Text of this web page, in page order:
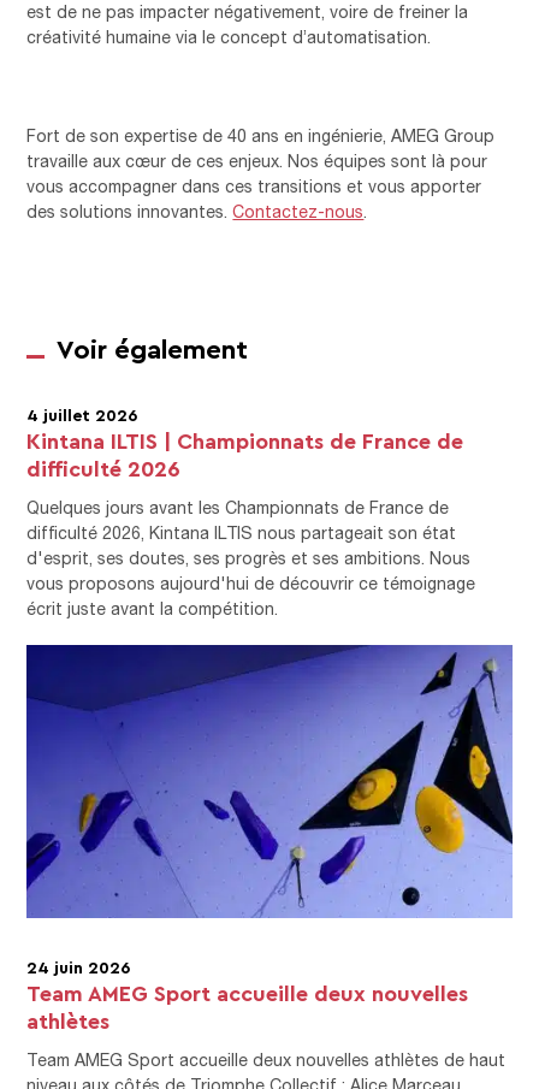
est de ne pas impacter négativement, voire de freiner la
créativité humaine via le concept d’automatisation.
Fort de son expertise de 40 ans en ingénierie, AMEG Group
travaille aux cœur de ces enjeux. Nos équipes sont là pour
vous accompagner dans ces transitions et vous apporter
des solutions innovantes.Contactez-nous.
Voir également
4 juillet 2026
Kintana ILTIS | Championnats de France de
difficulté 2026
Quelques jours avant les Championnats de France de
difficulté 2026, Kintana ILTIS nous partageait son état
d'esprit, ses doutes, ses progrès et ses ambitions. Nous
vous proposons aujourd'hui de découvrir ce témoignage
écrit juste avant la compétition.
24 juin 2026
Team AMEG Sport accueille deux nouvelles
athlètes
Team AMEG Sport accueille deux nouvelles athlètes de haut